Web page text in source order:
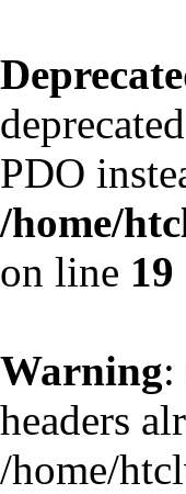
PDO
/home/
on line 19
Warning:
headers
/home/